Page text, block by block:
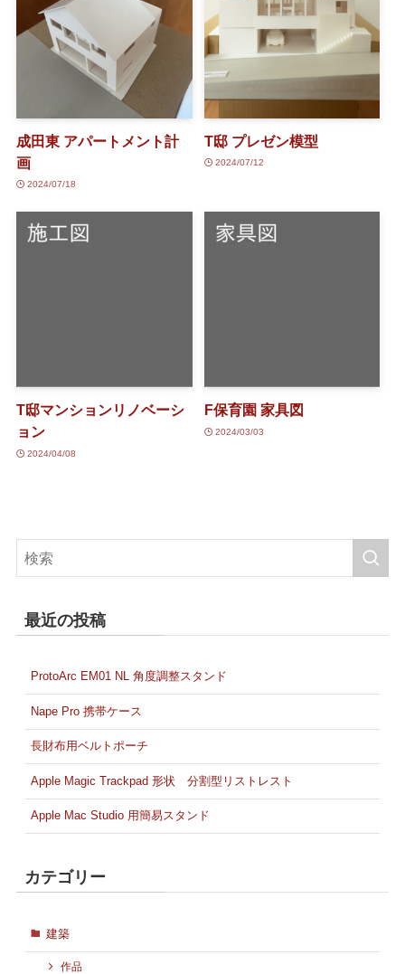
成田東 アパートメント計
画
2024/07/18
T邸 プレゼン模型
2024/07/12
T邸マンションリノベーシ
ョン
2024/04/08
F保育園 家具図
2024/03/03
最近の投稿
ProtoArc EM01 NL 角度調整スタンド
Nape Pro 携帯ケース
長財布用ベルトポーチ
Apple Magic Trackpad 形状 分割型リストレスト
Apple Mac Studio 用簡易スタンド
カテゴリー
建築
作品